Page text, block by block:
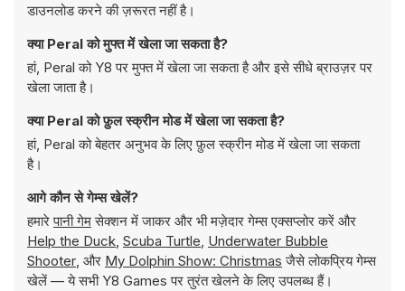
डाउनलोड करने की ज़रूरत नहीं है।
क्या Peral को मुफ्त में खेला जा सकता है?
हां, Peral को Y8 पर मुफ्त में खेला जा सकता है और इसे सीधे ब्राउज़र पर
खेला जाता है।
क्या Peral को फ़ुल स्क्रीन मोड में खेला जा सकता है?
हां, Peral को बेहतर अनुभव के लिए फ़ुल स्क्रीन मोड में खेला जा सकता
है।
आगे कौन से गेम्स खेलें?
हमारेपानी गेमसेक्शन में जाकर और भी मज़ेदार गेम्स एक्सप्लोर करें और
Help the Duck, Scuba Turtle, Underwater Bubble
Shooter, और My Dolphin Show: Christmas जैसे लोकप्रिय गेम्स
खेलें — ये सभी Y8 Games पर तुरंत खेलने के लिए उपलब्ध हैं।